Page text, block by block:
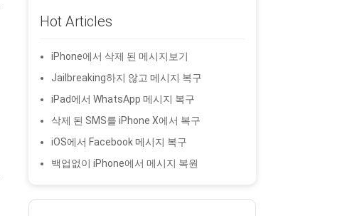
Hot Articles
iPhone에서 삭제 된 메시지보기
Jailbreaking하지 않고 메시지 복구
iPad에서 WhatsApp 메시지 복구
삭제 된 SMS를 iPhone X에서 복구
iOS에서 Facebook 메시지 복구
백업없이 iPhone에서 메시지 복원